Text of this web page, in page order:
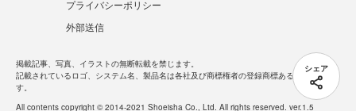
シェア
プライバシーポリシー
外部送信
掲載記事、写真、イラストの無断転載を禁じます。
記載されているロゴ、システム名、製品名は各社及び商標権者の登録商標あるいは商標で
す。
All contents copyright © 2014-2021 Shoeisha Co., Ltd. All rights reserved. ver.1.5